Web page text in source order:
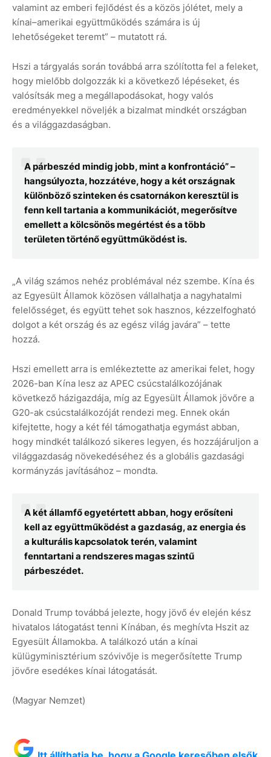
valamint az emberi fejlődést és a közös jólétet, mely a
kínai–amerikai együttműködés számára is új
lehetőségeket teremt” – mutatott rá.
Hszi a tárgyalás során továbbá arra szólította fel a feleket,
hogy mielőbb dolgozzák ki a következő lépéseket, és
valósítsák meg a megállapodásokat, hogy valós
eredményekkel növeljék a bizalmat mindkét országban
és a világgazdaságban.
A párbeszéd mindig jobb, mint a konfrontáció” –
hangsúlyozta, hozzátéve, hogy a két országnak
különböző szinteken és csatornákon keresztül is
fenn kell tartania a kommunikációt, megerősítve
emellett a kölcsönös megértést és a több
területen történő együttműködést is.
„A világ számos nehéz problémával néz szembe. Kína és
az Egyesült Államok közösen vállalhatja a nagyhatalmi
felelősséget, és együtt tehet sok hasznos, kézzelfogható
dolgot a két ország és az egész világ javára” – tette
hozzá.
Hszi emellett arra is emlékeztette az amerikai felet, hogy
2026-ban Kína lesz az APEC csúcstalálkozójának
következő házigazdája, míg az Egyesült Államok jövőre a
G20-ak csúcstalálkozóját rendezi meg. Ennek okán
kifejtette, hogy a két fél támogathatja egymást abban,
hogy mindkét találkozó sikeres legyen, és hozzájáruljon a
világgazdaság növekedéséhez és a globális gazdasági
kormányzás javításához – mondta.
A két államfő egyetértett abban, hogy erősíteni
kell az együttműködést a gazdaság, az energia és
a kulturális kapcsolatok terén, valamint
fenntartani a rendszeres magas szintű
párbeszédet.
Donald Trump továbbá jelezte, hogy jövő év elején kész
hivatalos látogatást tenni Kínában, és meghívta Hszit az
Egyesült Államokba. A találkozó után a kínai
külügyminisztérium szóvivője is megerősítette Trump
jövőre esedékes kínai látogatását.
(Magyar Nemzet)